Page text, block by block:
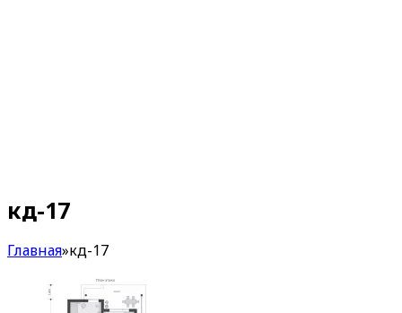
кд-17
Главная»кд-17